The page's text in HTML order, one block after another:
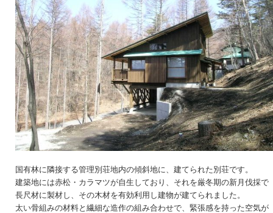
国有林に隣接する管理別荘地内の傾斜地に、建てられた別荘です。
建築地には赤松・カラマツが自生しており、それを厳冬期の新月伐採で
長尺材に製材し、その木材を有効利用し建物が建てられました。
太い骨組みの材料と繊細な造作の組み合わせで、緊張感を持った空気が